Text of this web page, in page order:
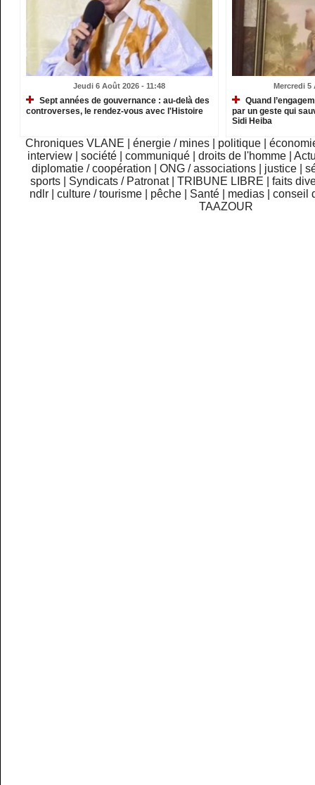
Jeudi 6 Août 2026 - 11:48
Sept années de gouvernance : au-delà des
controverses, le rendez-vous avec l'Histoire
Mercredi 5
Quand
par un geste qui
Sidi Heiba
Chroniques VLANE énergie / mines politique
interview
|société |communiqué |droits de l'homme |
diplomatie / coopération
ONG / associations justice
sports
Syndicats / Patronat TRIBUNE LIBRE
faits
ndlr
|culture / tourisme pêche Santé medias |conseil
TAAZOUR